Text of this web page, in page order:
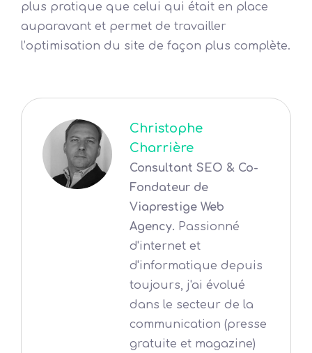
plus pratique que celui qui était en place
auparavant et permet de travailler
l’optimisation du site de façon plus complète.
Christophe
Charrière
Consultant SEO & Co-
Fondateur de
Viaprestige Web
Agency. Passionné
d'internet et
d'informatique depuis
toujours, j'ai évolué
dans le secteur de la
communication (presse
gratuite et magazine)